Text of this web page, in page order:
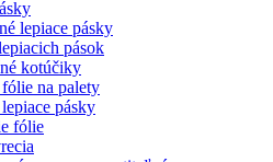
lepiace pásky
pások
kotúčiky
na palety
pásky
fólie